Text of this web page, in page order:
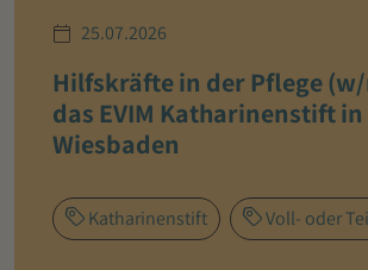
25.07.2026
Hilfskräfte in der Pflege
das EVIM Katharinenstift in
Wiesbaden
Katharinenstift Voll- oder